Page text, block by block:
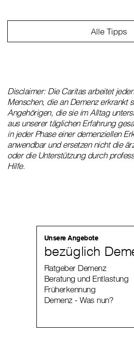
Alle Tipps
Disclaimer: Die Caritas arbeitet
Menschen, die an Demenz erkrankt
Angehörigen, die sie im Alltag
aus unserer täglichen Erfahrung
in jeder Phase einer demenziellen
anwendbar und ersetzen nicht die
oder die Unterstützung durch
Hilfe.
Unsere Angebote
bezüglich
Ratgeber Demenz
Beratung und Entlastung
Früherkennung
Demenz - Was nun?